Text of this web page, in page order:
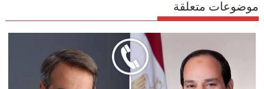
موضوعات متعلقة